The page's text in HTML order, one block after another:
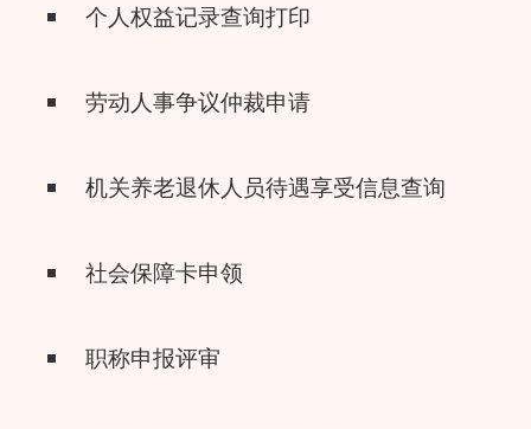
个人权益记录查询打印
劳动人事争议仲裁申请
机关养老退休人员待遇享受信息查询
社会保障卡申领
职称申报评审